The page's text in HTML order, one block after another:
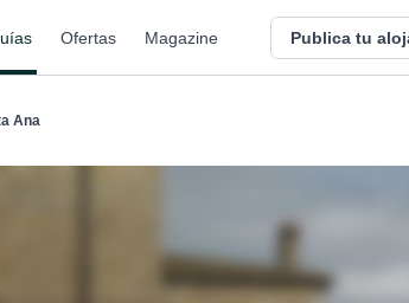
Ofertas Magazine Publica tu
Ana